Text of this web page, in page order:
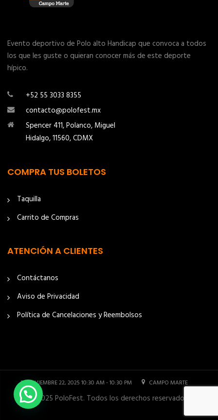
Evento deportivo de Polo alto Handicap que convoca a todos
los que les guste o quieran conocer más de este deporte
hípico.
+52 55 3033 8355
contacto@polofest.mx
Spencer 411, Polanco, Miguel
Hidalgo, 11560, CDMX
COMPRA TUS BOLETOS
Taquilla
Carrito de Compras
ATENCIÓN A CLIENTES
Contáctanos
Aviso de Privacidad
Política de Cancelaciones y Reembolsos
NOVIEMBRE 22, 2025 10:30 AM - 10:30 PM CAMPO MARTE
© 2025 PoloFest. Todos los derechos reservados.